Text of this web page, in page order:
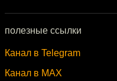
полезные ссылки
Канал в Telegram
Канал в MAX